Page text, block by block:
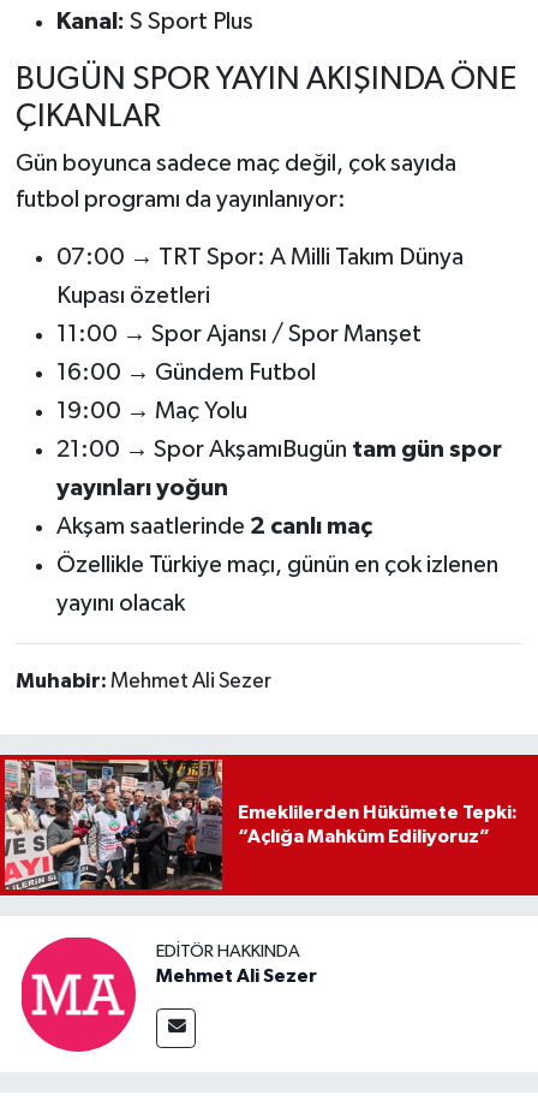
Kanal: S Sport Plus
BUGÜN SPOR YAYIN AKIŞINDA ÖNE
ÇIKANLAR
Gün boyunca sadece maç değil, çok sayıda
futbol programı da yayınlanıyor:
07:00 → TRT Spor: A Milli Takım Dünya
Kupası özetleri
11:00 → Spor Ajansı / Spor Manşet
16:00 → Gündem Futbol
19:00 → Maç Yolu
21:00 → Spor AkşamıBugün tam gün spor
yayınları yoğun
Akşam saatlerinde 2 canlı maç
Özellikle Türkiye maçı, günün en çok izlenen
yayını olacak
Muhabir: Mehmet Ali Sezer
Emeklilerden Hükümete Tepki:
“Açlığa Mahkûm Ediliyoruz”
EDITÖR HAKKINDA
Mehmet Ali Sezer